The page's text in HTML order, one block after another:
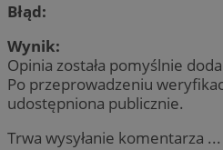
Błąd:
Wynik:
Opinia została pomyślnie
Po przeprowadzeniu
udostępniona publicznie.
Trwa wysyłanie komentarza ...